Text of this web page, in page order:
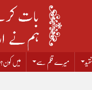
میرے قلم سے میں کون؟